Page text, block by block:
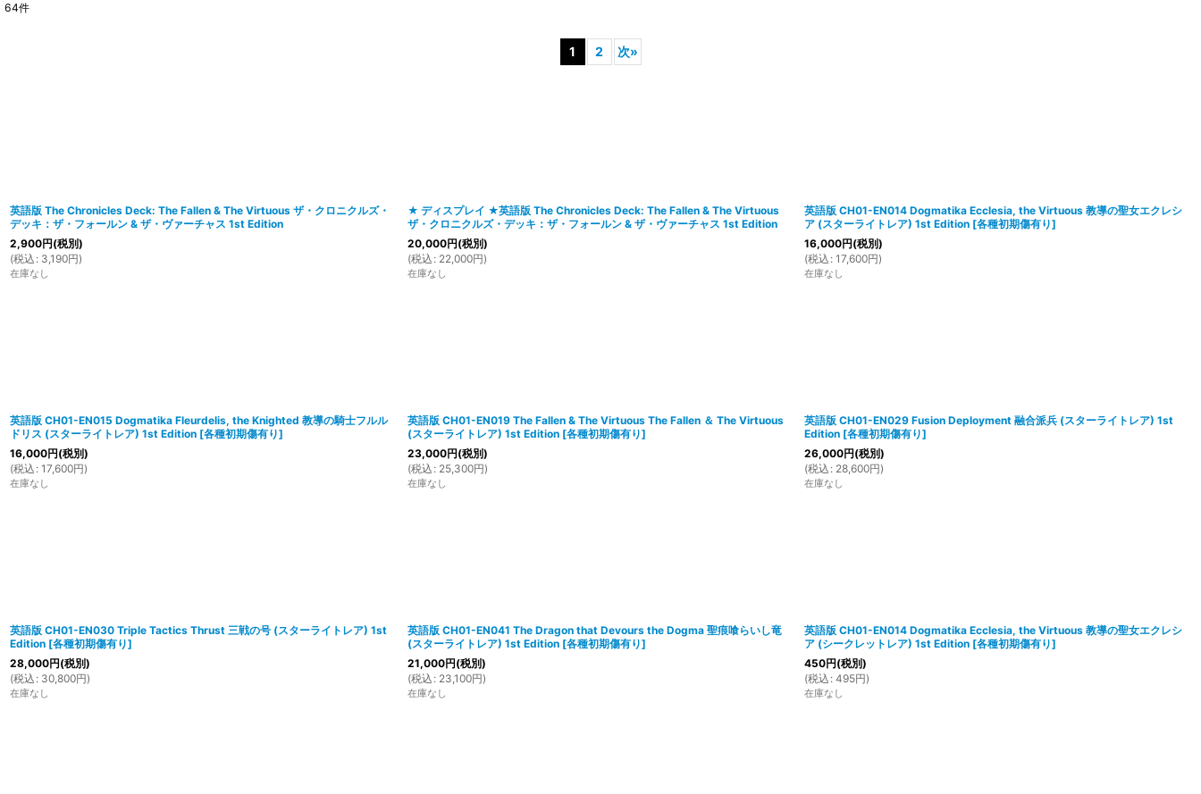
64件
1 2 次»
英語版 The Chronicles Deck: The Fallen & The Virtuous ザ・クロニクルズ・
デッキ：ザ・フォールン & ザ・ヴァーチャス 1st Edition
2,900円(税別)
(税込 : 3,190円)
在庫なし
★ ディスプレイ ★英語版 The Chronicles Deck: The Fallen & The Virtuous
ザ・クロニクルズ・デッキ：ザ・フォールン & ザ・ヴァーチャス 1st Edition
20,000円(税別)
(税込 : 22,000円)
在庫なし
英語版 CH01-EN014 Dogmatika Ecclesia, the Virtuous 教導の聖女エクレシ
ア (スターライトレア) 1st Edition [各種初期傷有り]
16,000円(税別)
(税込 : 17,600円)
在庫なし
英語版 CH01-EN015 Dogmatika Fleurdelis, the Knighted 教導の騎士フルル
ドリス (スターライトレア) 1st Edition [各種初期傷有り]
16,000円(税別)
(税込 : 17,600円)
在庫なし
英語版 CH01-EN019 The Fallen & The Virtuous The Fallen ＆ The Virtuous
(スターライトレア) 1st Edition [各種初期傷有り]
23,000円(税別)
(税込 : 25,300円)
在庫なし
英語版 CH01-EN029 Fusion Deployment 融合派兵 (スターライトレア) 1st
Edition [各種初期傷有り]
26,000円(税別)
(税込 : 28,600円)
在庫なし
英語版 CH01-EN030 Triple Tactics Thrust 三戦の号 (スターライトレア) 1st
Edition [各種初期傷有り]
28,000円(税別)
(税込 : 30,800円)
在庫なし
英語版 CH01-EN041 The Dragon that Devours the Dogma 聖痕喰らいし竜
(スターライトレア) 1st Edition [各種初期傷有り]
21,000円(税別)
(税込 : 23,100円)
在庫なし
英語版 CH01-EN014 Dogmatika Ecclesia, the Virtuous 教導の聖女エクレシ
ア (シークレットレア) 1st Edition [各種初期傷有り]
450円(税別)
(税込 : 495円)
在庫なし